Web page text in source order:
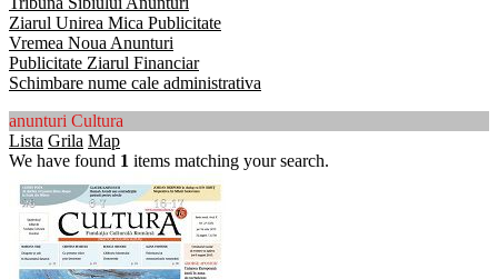
Ziarul Unirea Mica Publicitate
Vremea Noua Anunturi
Publicitate Ziarul Financiar
Schimbare nume cale administrativa
anunturi Cultura
Lista Grila Map
We have found 1 items matching your search.